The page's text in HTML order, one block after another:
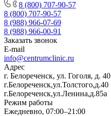
8 (800) 707-90-57
8 (800) 707-90-57
8 (988) 966-07-69
8 (988) 966-00-91
Заказать звонок
E-mail
info@centrumclinic.ru
Адрес
г. Белореченск, ул. Гоголя, д. 40
г.Белореченск,ул.Толстого,д.40
г.Белореченск,ул.Ленина,д.85а
Режим работы
Ежедневно, 07:00–21:00